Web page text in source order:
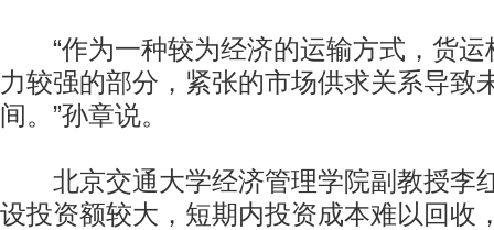
“作为一种较为经济的运输方式，货运
力较强的部分，紧张的市场供求关系导致
间。”孙章说。
北京交通大学经济管理学院副教授李
设投资额较大，短期内投资成本难以回收